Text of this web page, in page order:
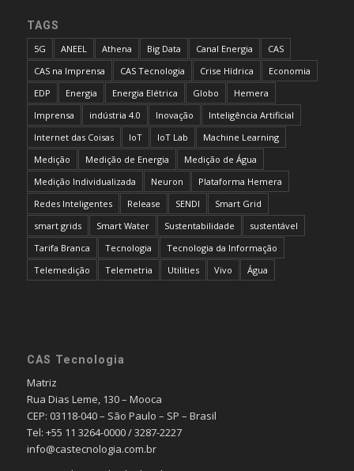
TAGS
5G ANEEL Athena Big Data Canal Energia
CAS
CAS na Imprensa
CAS Tecnologia Crise Hídrica
Economia
EDP
Energia Energia Elétrica Globo
Hemera
Imprensa
indústria 4.0 Inovação
Inteligência Artificial
Internet das Coisas
IoT IoT Lab
Machine Learning
Medição
Medição de Energia
Medição de Água
Medição Individualizada
Neuron
Plataforma Hemera
Redes Inteligentes
Release SENDI
Smart Grid
smart grids
Smart Water Sustentabilidade
sustentável
Tarifa Branca
Tecnologia
Tecnologia da Informação
Telemedição
Telemetria Utilities Vivo Água
CAS Tecnologia
Matriz
Rua Dias Leme, 130 – Mooca
CEP: 03118-040 – São Paulo – SP – Brasil
Tel: +55 11 3264-0000 / 3287-2227
info@castecnologia.com.br